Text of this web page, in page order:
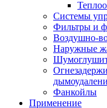
Системы
Фильтры и
Воздушно-
Наружные
Фанкойлы
Применение